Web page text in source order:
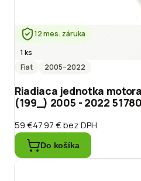
12 mes. záruka
1 ks
Fiat
2005–2022
Riadiaca jednotka
(199_) 2005 - 2022
59 €47.97 €bez DPH
Do košíka